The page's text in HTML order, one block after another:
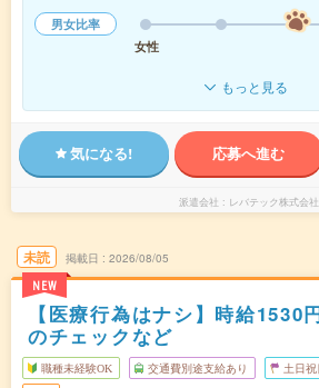
男女比率
女性
もっと見る
気になる! 応募へ進む
派遣会社 レバテック株式会社
未読
NEW
掲載日 2026/08/05
【医療行為はナシ】時給1530
のチェックなど
職種未経験OK 交通費別途支給あり 土日